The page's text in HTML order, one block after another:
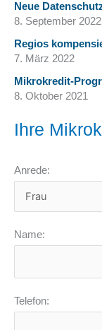
Neue
8. September 2022
Regios
7. März 2022
Mikrokredit-
8. Oktober 2021
Ihre
Anrede:
Name:
Telefon: